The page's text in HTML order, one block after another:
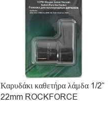
Καρυδάκι καθετήρα λάμδα 1/2“
22mm ROCKFORCE